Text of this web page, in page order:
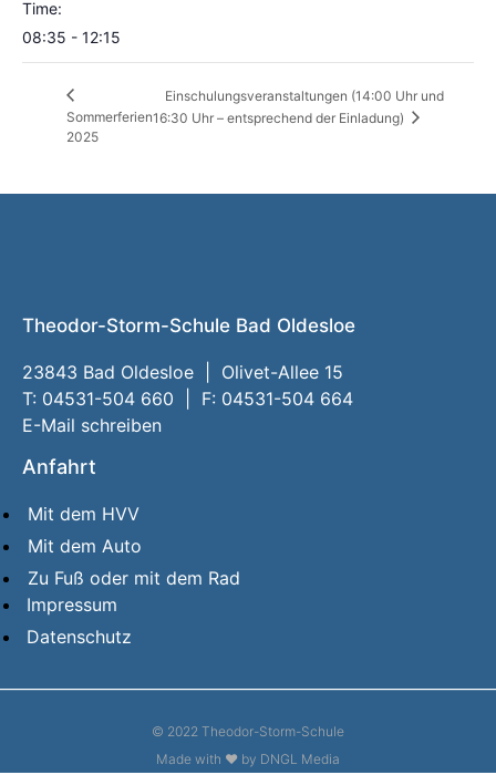
Time:
08:35 - 12:15
Sommerferien
2025
Einschulungsveranstaltungen (14:00 Uhr und
16:30 Uhr – entsprechend der Einladung)
Theodor-Storm-Schule Bad Oldesloe
23843 Bad Oldesloe | Olivet-Allee 15
T: 04531-504 660 | F: 04531-504 664
E-Mail schreiben
Anfahrt
Mit dem HVV
Mit dem Auto
Zu Fuß oder mit dem Rad
Impressum
Datenschutz
© 2022 Theodor-Storm-Schule
Made with ❤ by DNGL Media